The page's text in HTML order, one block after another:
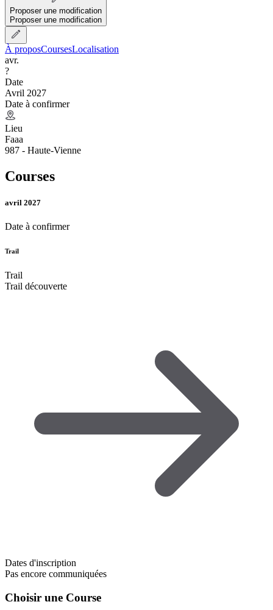
Proposer une modification
Proposer une modification
À proposCoursesLocalisation
avr.
?
Date
Avril 2027
Date à confirmer
Lieu
Faaa
987 - Haute-Vienne
Courses
avril 2027
Date à confirmer
Trail
Trail
Trail découverte
Dates d'inscription
Pas encore communiquées
Choisir une Course